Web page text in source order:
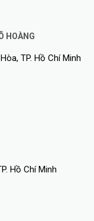
HOÀNG
TP. Hồ Chí Minh
Hồ Chí Minh